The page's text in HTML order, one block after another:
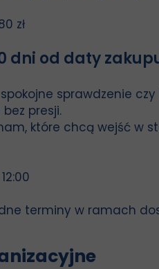
zł
dni od daty
sprawdzenie
bez presji.
które chcą wejść w
terminy w ramach